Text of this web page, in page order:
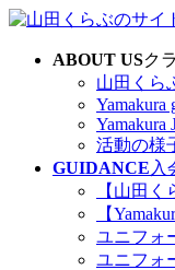
コ
ナ
ABOUT USク
山田くら
Yamakura
Yamakura
活動の様
GUIDANCE 入
【山田
【
ユニフォ
ユニフォ